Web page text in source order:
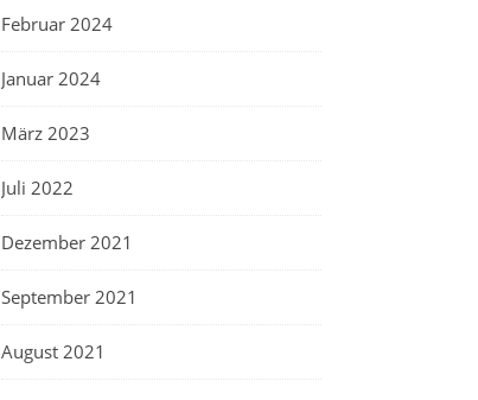
Februar 2024
Januar 2024
März 2023
Juli 2022
Dezember 2021
September 2021
August 2021